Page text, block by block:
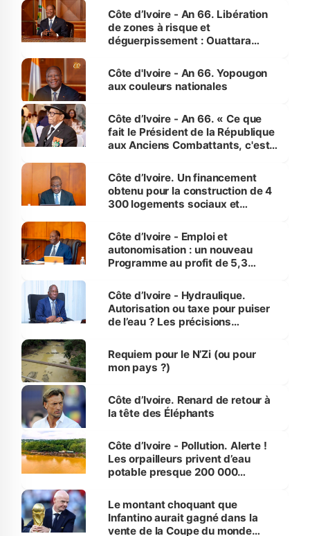
milieu des sinistrés
Côte d’Ivoire - An 66. Libération
de zones à risque et
déguerpissement : Ouattara
l'Etat de droit pour préserver les
vies humaines »
Côte d'Ivoire - An 66. Yopougon
aux couleurs nationales
Côte d’Ivoire - An 66. « Ce que
fait le Président de la République
aux Anciens Combattants, c'est
Côte d’Ivoire. Un financement
obtenu pour la construction de 4
300 logements sociaux et
et Yamoussoukro
Côte d’Ivoire - Emploi et
autonomisation : un nouveau
Programme au profit de 5,3
Côte d’Ivoire - Hydraulique.
Autorisation ou taxe pour puiser
de l’eau ? Les précisions
Requiem pour le N’Zi (ou pour
mon pays ?)
Côte d’Ivoire. Renard de retour à
la tête des Éléphants
Côte d’Ivoire - Pollution. Alerte !
Les orpailleurs privent d’eau
potable presque 200 000
Le montant choquant que
Infantino aurait gagné dans la
vente de la Coupe du monde